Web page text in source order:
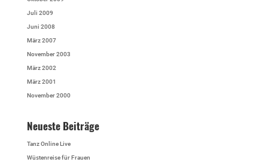
Juli 2009
Juni 2008
März 2007
November 2003
März 2002
März 2001
November 2000
Neueste Beiträge
Tanz Online Live
Wüstenreise für Frauen